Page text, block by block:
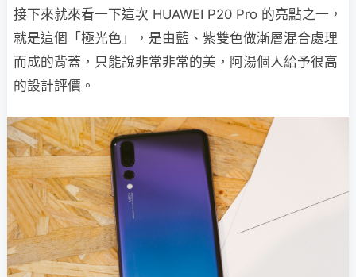
接下來就來看一下這次 HUAWEI P20 Pro 的亮點之一，
就是這個「極光色」，是由藍、紫雙色做漸層混合處理
而成的背蓋，只能說非常非常的美，阿湯個人給予很高
的設計評價。